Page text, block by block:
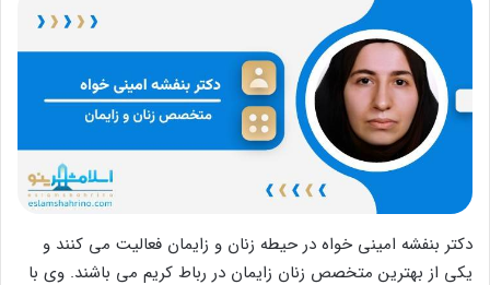
دکتر بنفشه امینی خواه در حیطه زنان و زایمان فعالیت می کنند و
یکی از بهترین متخصص زنان زایمان در رباط کریم می باشند. وی با